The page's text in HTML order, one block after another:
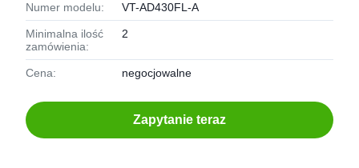
Numer modelu: VT-AD430FL-A
Minimalna ilość
zamówienia:
2
Cena: negocjowalne
Zapytanie teraz